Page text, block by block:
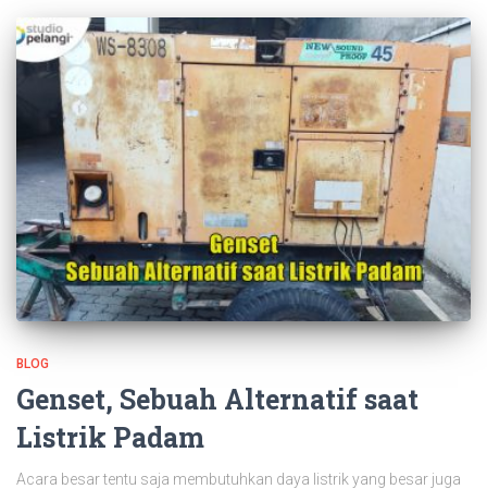
BLOG
Genset, Sebuah Alternatif saat
Listrik Padam
Acara besar tentu saja membutuhkan daya listrik yang besar juga